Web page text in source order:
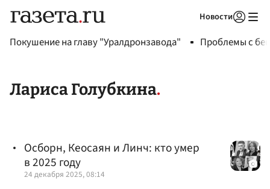
Новости
Покушение на главу "Уралдронзавода" Проблемы с
Лариса Голубкина
Осборн, Кеосаян и Линч: кто умер
в 2025 году
24 декабря 2025, 08:14